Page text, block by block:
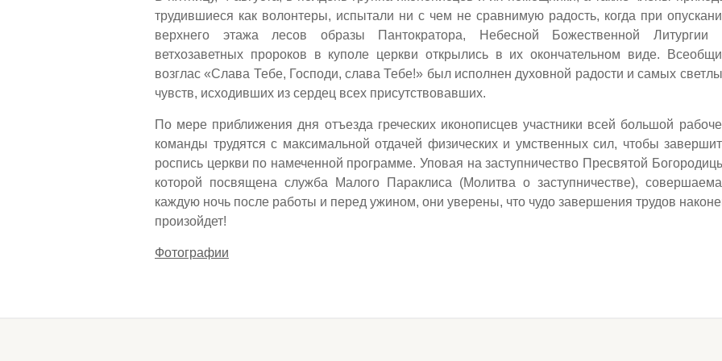
трудившиеся как волонтеры, испытали ни с чем не сравнимую радость, когда при
верхнего этажа лесов образы Пантократора, Небесной Божественной Литургии
ветхозаветных пророков в куполе церкви открылись в их окончательном виде.
возглас «Слава Тебе, Господи, слава Тебе!» был исполнен духовной радости и самых
чувств, исходивших из сердец всех присутствовавших.
По мере приближения дня отъезда греческих иконописцев участники всей большой
команды трудятся с максимальной отдачей физических и умственных сил, чтобы
роспись церкви по намеченной программе. Уповая на заступничество Пресвятой
которой посвящена служба Малого Параклиса (Молитва о заступничестве),
каждую ночь после работы и перед ужином, они уверены, что чудо завершения трудов
произойдет!
Фотографии